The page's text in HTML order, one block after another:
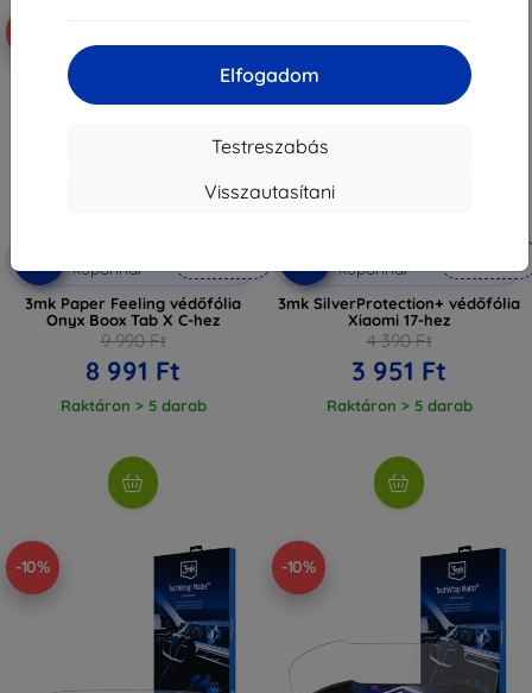
Elfogadom
Testreszabás
Visszautasítani
kuponnal
3mk Paper Feeling védőfólia
Onyx Boox Tab X C-hez
9 990 Ft
8 991 Ft
Raktáron > 5 darab
kuponnal
3mk SilverProtection+ védőfólia
Xiaomi 17-hez
4 390 Ft
3 951 Ft
Raktáron > 5 darab
-10% -10%